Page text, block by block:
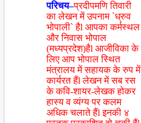
परिचय–प्रदीपमणि तिवारी
का लेखन में उपनाम `ध्रुव
भोपाली` हैl आपका कर्मस्थल
और निवास भोपाल
(मध्यप्रदेश)हैl आजीविका के
लिए आप भोपाल स्थित
मंत्रालय में सहायक के रुप में
कार्यरत हैंl लेखन में सब रस
के कवि-शायर-लेखक होकर
हास्य व व्यंग्य पर कलम
अधिक चलाते हैंl इनकी ४